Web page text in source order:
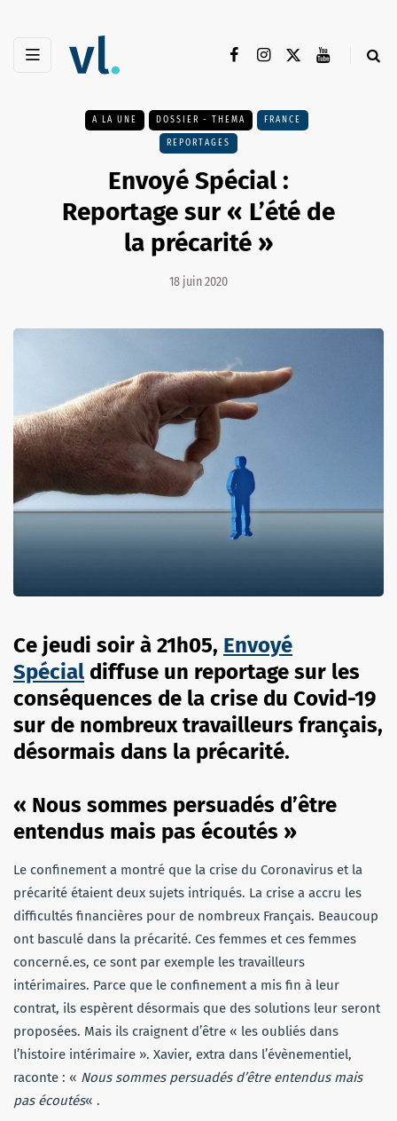
A LA UNE DOSSIER - THEMA FRANCE
REPORTAGES
Envoyé Spécial :
Reportage sur « L’été de
la précarité »
18 juin 2020
Ce jeudi soir à 21h05, Envoyé
Spécial diffuse un reportage sur les
conséquences de la crise du Covid-19
sur de nombreux travailleurs français,
désormais dans la précarité.
« Nous sommes persuadés d’être
entendus mais pas écoutés »
Le confinement a montré que la crise du Coronavirus et la
précarité étaient deux sujets intriqués. La crise a accru les
difficultés financières pour de nombreux Français. Beaucoup
ont basculé dans la précarité. Ces femmes et ces femmes
concerné.es, ce sont par exemple les travailleurs
intérimaires. Parce que le confinement a mis fin à leur
contrat, ils espèrent désormais que des solutions leur seront
proposées. Mais ils craignent d’être « les oubliés dans
l’histoire intérimaire ». Xavier, extra dans l’évènementiel,
raconte : « Nous sommes persuadés d’être entendus mais
pas écoutés« .